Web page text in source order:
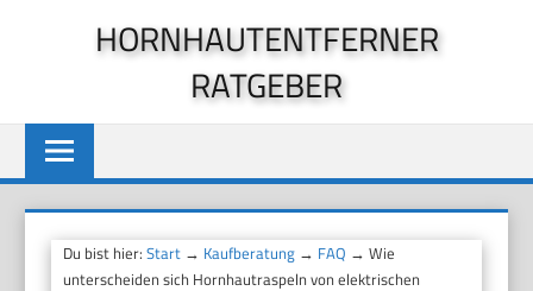
HORNHAUTENTFERNER
RATGEBER
Du bist hier:Start → Kaufberatung → FAQ → Wie
unterscheiden sich Hornhautraspeln von elektrischen